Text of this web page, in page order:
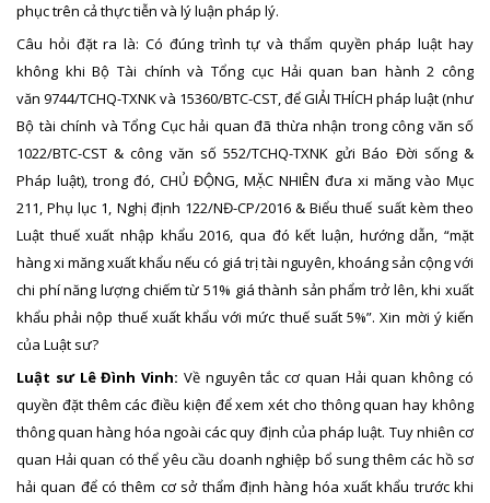
phục trên cả thực tiễn và lý luận pháp lý.
Câu hỏi đặt ra là: Có đúng trình tự và thẩm quyền pháp luật hay
không khi Bộ Tài chính và Tổng cục Hải quan ban hành 2 công
văn 9744/TCHQ-TXNK và 15360/BTC-CST, để GIẢI THÍCH pháp luật (như
Bộ tài chính và Tổng Cục hải quan đã thừa nhận trong công văn số
1022/BTC-CST & công văn số 552/TCHQ-TXNK gửi Báo Đời sống &
Pháp luật), trong đó, CHỦ ĐỘNG, MẶC NHIÊN đưa xi măng vào Mục
211, Phụ lục 1, Nghị định 122/NĐ-CP/2016 & Biểu thuế suất kèm theo
Luật thuế xuất nhập khẩu 2016, qua đó kết luận, hướng dẫn, “mặt
hàng xi măng xuất khẩu nếu có giá trị tài nguyên, khoáng sản cộng với
chi phí năng lượng chiếm từ 51% giá thành sản phẩm trở lên, khi xuất
khẩu phải nộp thuế xuất khẩu với mức thuế suất 5%”. Xin mời ý kiến
của Luật sư?
Luật sư Lê Đình Vinh: Về nguyên tắc cơ quan Hải quan không có
quyền đặt thêm các điều kiện để xem xét cho thông quan hay không
thông quan hàng hóa ngoài các quy định của pháp luật. Tuy nhiên cơ
quan Hải quan có thể yêu cầu doanh nghiệp bổ sung thêm các hồ sơ
hải quan để có thêm cơ sở thẩm định hàng hóa xuất khẩu trước khi